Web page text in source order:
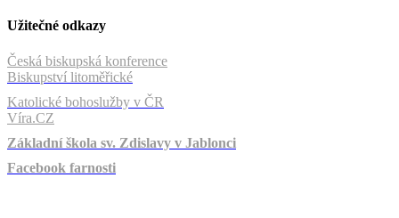
Užitečné odkazy
Česká biskupská konference
Biskupství litoměřické
Katolické bohoslužby v ČR
Víra.CZ
Základní škola sv. Zdislavy v Jablonci
Facebook farnosti